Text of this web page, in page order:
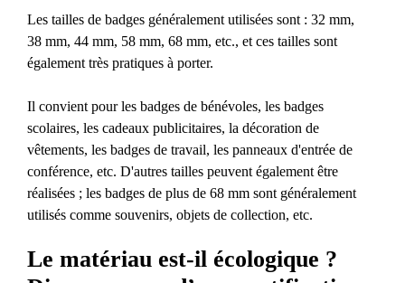
Les tailles de badges généralement utilisées sont : 32 mm,
38 mm, 44 mm, 58 mm, 68 mm, etc., et ces tailles sont
également très pratiques à porter.
Il convient pour les badges de bénévoles, les badges
scolaires, les cadeaux publicitaires, la décoration de
vêtements, les badges de travail, les panneaux d'entrée de
conférence, etc. D'autres tailles peuvent également être
réalisées ; les badges de plus de 68 mm sont généralement
utilisés comme souvenirs, objets de collection, etc.
Le matériau est-il écologique ?